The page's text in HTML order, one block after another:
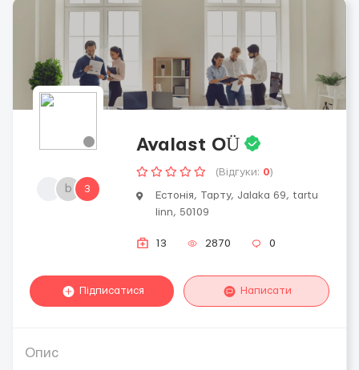
b 3
Avalast OÜ
(Відгуки: 0)
Естонія, Тарту, Jalaka 69, tartu
linn, 50109
13 2870 0
Підписатися Написати
Опис